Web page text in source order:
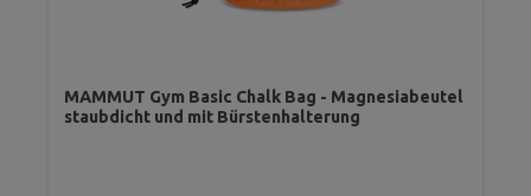
MAMMUT Gym Basic Chalk Bag - Magnesiabeutel
staubdicht und mit Bürstenhalterung